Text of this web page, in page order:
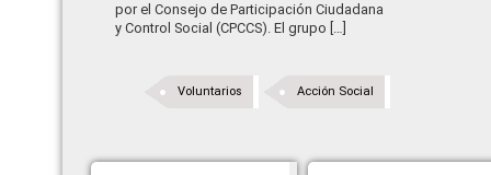
por el Consejo de Participación Ciudadana
y Control Social (CPCCS). El grupo […]
Acción Social
Voluntarios